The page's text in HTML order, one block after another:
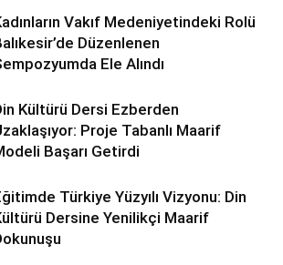
Vakıf Medeniyetindeki Rolü
Düzenlenen
Ele Alındı
Kültürü Dersi Ezberden
Proje Tabanlı Maarif
Başarı Getirdi
Türkiye Yüzyılı Vizyonu: Din
Dersine Yenilikçi Maarif